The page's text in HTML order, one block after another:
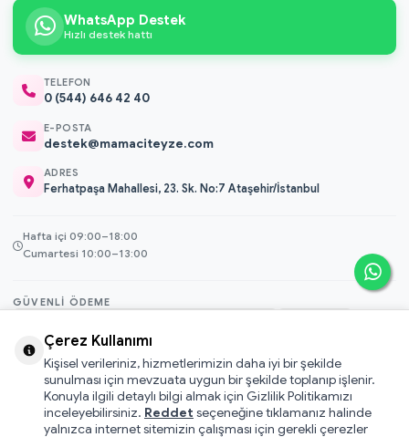
WhatsApp Destek
Hızlı destek hattı
TELEFON
0 (544) 646 42 40
E-POSTA
destek@mamaciteyze.com
ADRES
Ferhatpaşa Mahallesi, 23. Sk. No:7 Ataşehir/İstanbul
Hafta içi 09:00–18:00
Cumartesi 10:00–13:00
GÜVENLI ÖDEME
256-bit SSL
© 2026 Mamacı Teyze · Nurşen ve ekibi ile birlikte ile hazırlandı.
Mesafeli Satış Sözleşmesi
Çerez Kullanımı
Kişisel verileriniz, hizmetlerimizin daha iyi bir şekilde
sunulması için mevzuata uygun bir şekilde toplanıp işlenir.
Konuyla ilgili detaylı bilgi almak için Gizlilik Politikamızı
inceleyebilirsiniz. Reddet seçeneğine tıklamanız halinde
yalnızca internet sitemizin çalışması için gerekli çerezler